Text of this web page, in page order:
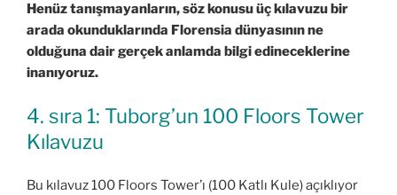
Henüz tanışmayanların, söz konusu üç kılavuzu bir
arada okunduklarında Florensia dünyasının ne
olduğuna dair gerçek anlamda bilgi edineceklerine
inanıyoruz.
4. sıra 1: Tuborg’un 100 Floors Tower
Kılavuzu
Bu kılavuz 100 Floors Tower’ı (100 Katlı Kule) açıklıyor